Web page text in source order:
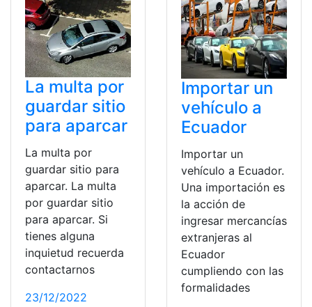
La multa por
guardar sitio
para aparcar
La multa por
guardar sitio para
aparcar. La multa
por guardar sitio
para aparcar. Si
tienes alguna
inquietud recuerda
contactarnos
23/12/2022
Importar un
vehículo a
Ecuador
Importar un
vehículo a Ecuador.
Una importación es
la acción de
ingresar mercancías
extranjeras al
Ecuador
cumpliendo con las
formalidades